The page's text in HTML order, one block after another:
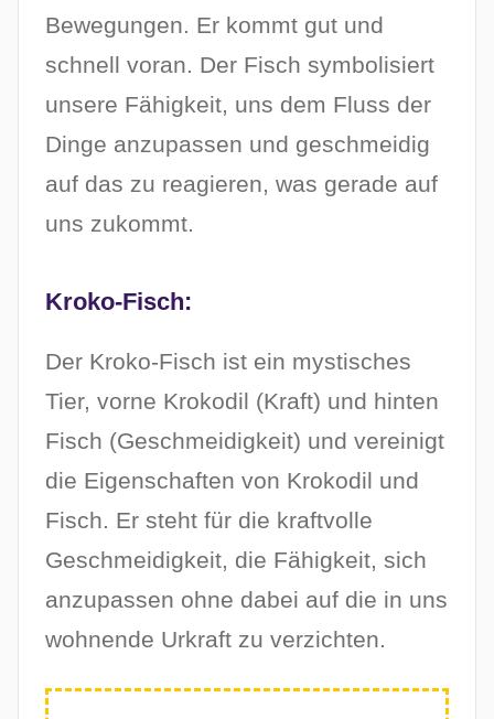
Bewegungen. Er kommt gut und
schnell voran. Der Fisch symbolisiert
unsere Fähigkeit, uns dem Fluss der
Dinge anzupassen und geschmeidig
auf das zu reagieren, was gerade auf
uns zukommt.
Kroko-Fisch:
Der Kroko-Fisch ist ein mystisches
Tier, vorne Krokodil (Kraft) und hinten
Fisch (Geschmeidigkeit) und vereinigt
die Eigenschaften von Krokodil und
Fisch. Er steht für die kraftvolle
Geschmeidigkeit, die Fähigkeit, sich
anzupassen ohne dabei auf die in uns
wohnende Urkraft zu verzichten.